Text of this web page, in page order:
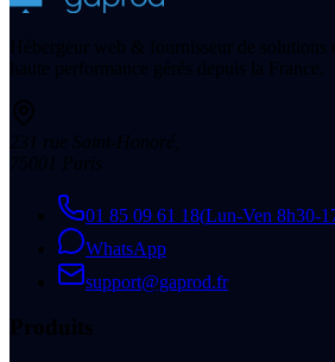
01 85 09 61 18(Lun-Ven 8h30-
WhatsApp
support@gaprod.fr